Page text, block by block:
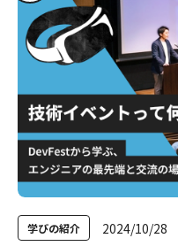
学びの紹介 2024/10/28